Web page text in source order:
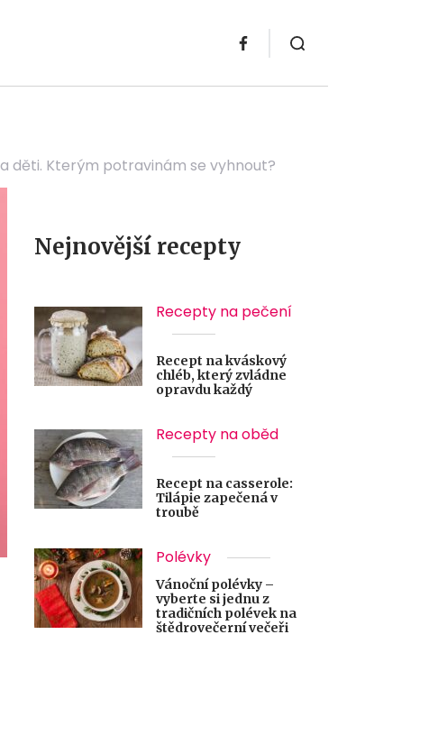
děti. Kterým potravinám se vyhnout?
Nejnovější recepty
Recepty na pečení
Recept na kváskový
chléb, který zvládne
opravdu každý
Recepty na oběd
Recept na casserole:
Tilápie zapečená v
troubě
Polévky
Vánoční polévky –
vyberte si jednu z
tradičních polévek na
štědrovečerní večeři